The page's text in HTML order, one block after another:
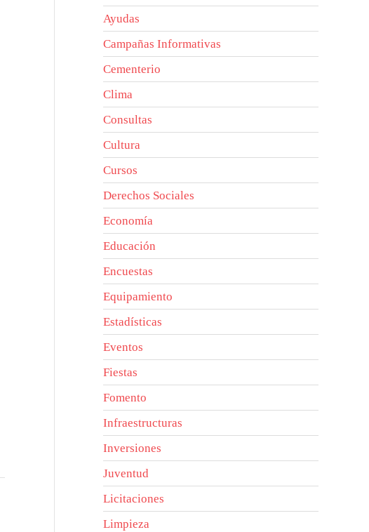
Ayudas
Campañas Informativas
Cementerio
Clima
Consultas
Cultura
Cursos
Derechos Sociales
Economía
Educación
Encuestas
Equipamiento
Estadísticas
Eventos
Fiestas
Fomento
Infraestructuras
Inversiones
Juventud
Licitaciones
Limpieza